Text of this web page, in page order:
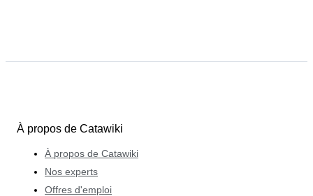
À propos de Catawiki
À propos de Catawiki
Nos experts
Offres d'emploi